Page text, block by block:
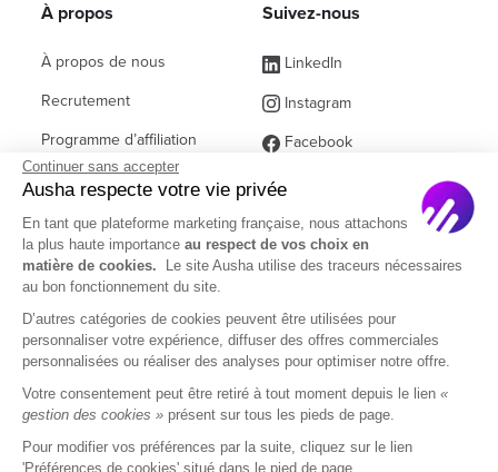
À propos
À propos de nous
Recrutement
Programme d’affiliation
Contact commercial
Partenaires
Questions fréquentes
Suivez-nous
LinkedIn
Instagram
Facebook
(ex Twitter)
Mentions Légales CGU CGA
Continuer sans accepter
Ausha respecte votre vie privée
En tant que plateforme marketing française, nous attachons
la plus haute importance au respect de vos choix en
matière de cookies.
Le site Ausha utilise des traceurs nécessaires
au bon fonctionnement du site.
D’autres catégories de cookies peuvent être utilisées pour
personnaliser votre expérience, diffuser des offres commerciales
personnalisées ou réaliser des analyses pour optimiser notre offre.
Votre consentement peut être retiré à tout moment depuis le lien «
gestion des cookies » présent sur tous les pieds de page.
Pour modifier vos préférences par la suite, cliquez sur le lien
'Préférences de cookies' situé dans le pied de page.